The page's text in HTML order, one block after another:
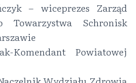
– wiceprezes Zarząd
Towarzystwa Schronisk
Komendant Powiatowej